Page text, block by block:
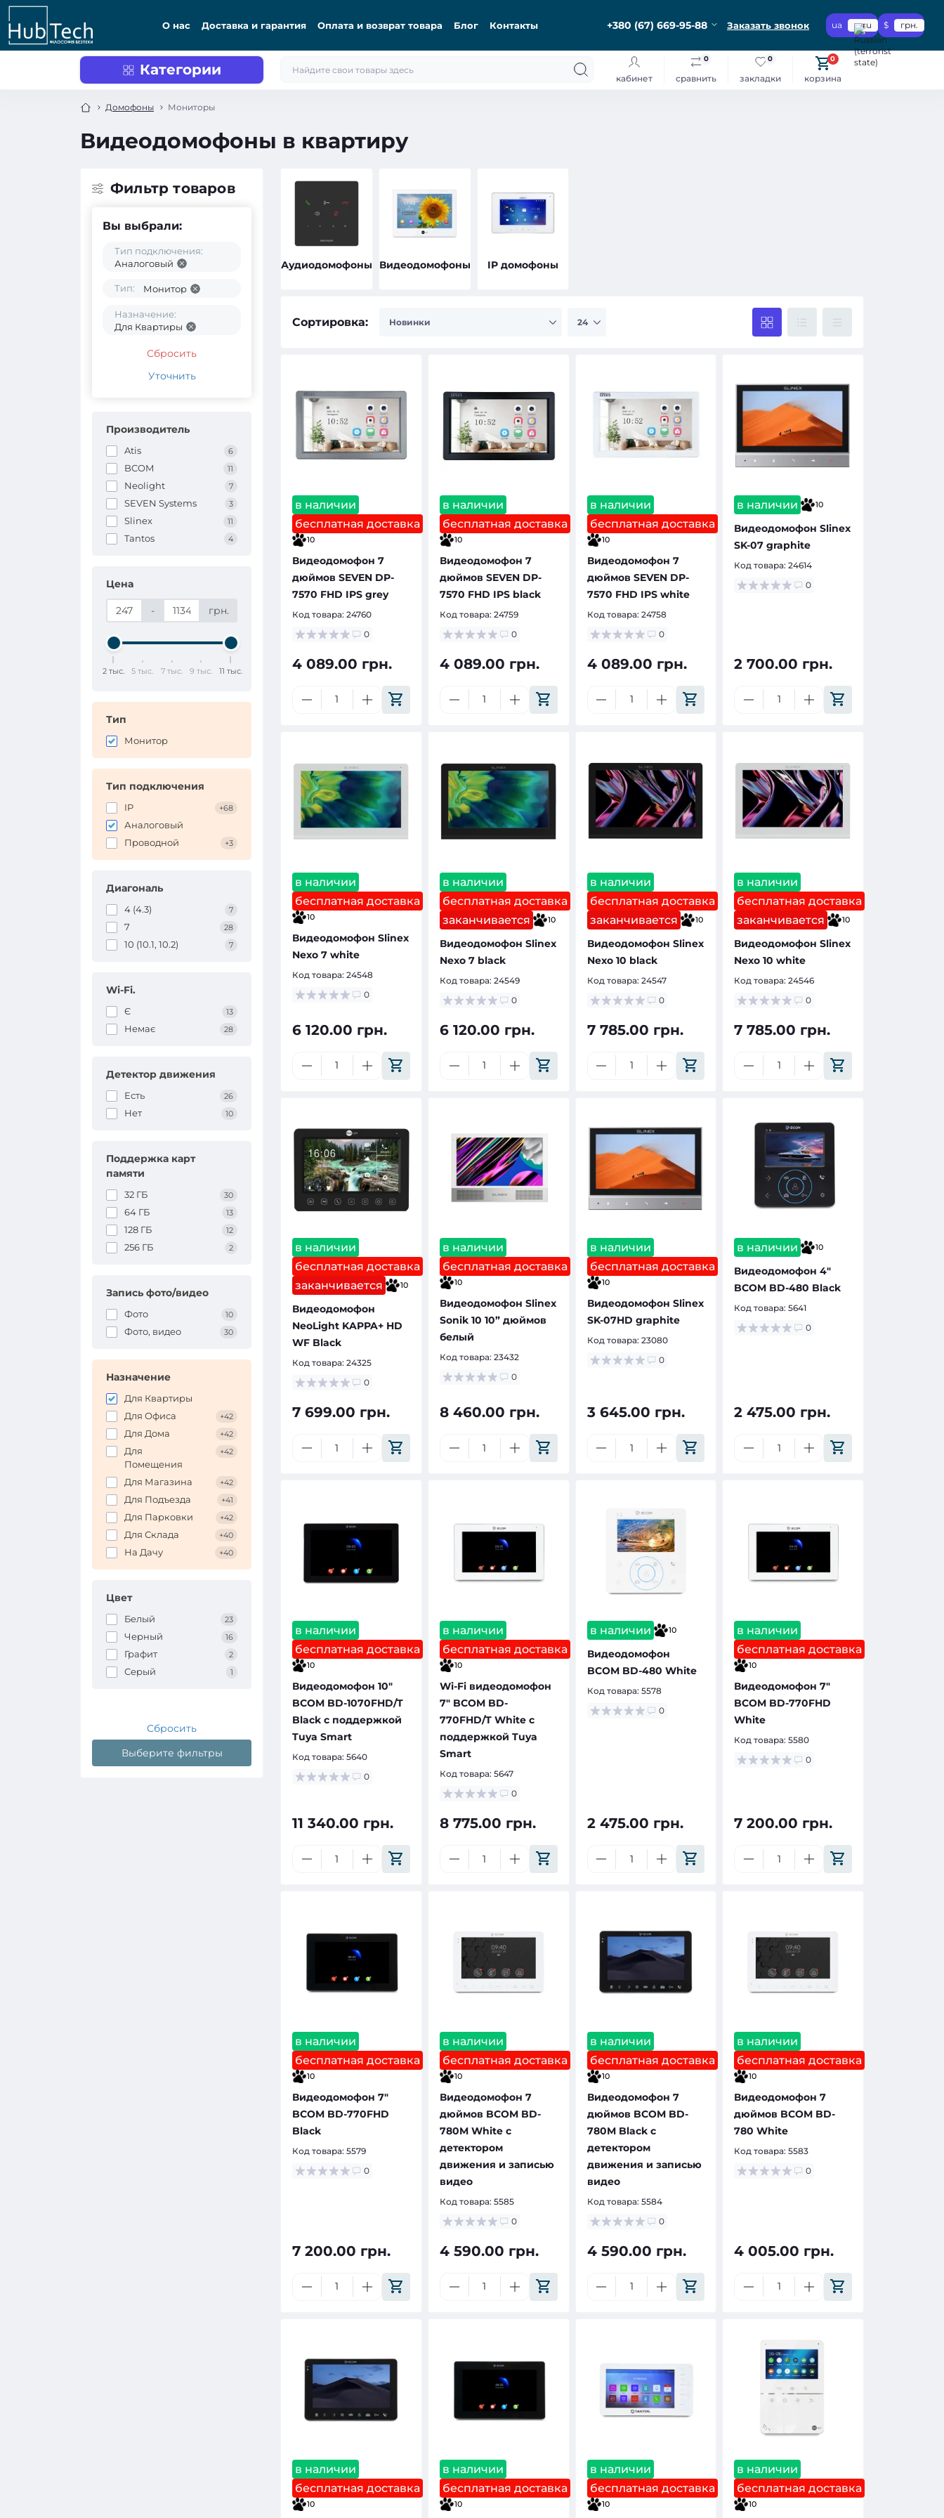
О нас Доставка и гарантия Оплата и возврат товара Блог Контакты +380 (67) 669-95-88 Заказать звонок ua ru $ грн.
Категории
кабинет сравнить
0
закладки
0
корзина
0
Домофоны Мониторы
Видеодомофоны в квартиру
Фильтр товаров
Вы выбрали:
Тип подключения:
Аналоговый
Тип: Монитор
Назначение:
Для Квартиры
Сбросить
Уточнить
Производитель
Atis 6
BCOM 11
Neolight 7
SEVEN Systems 3
Slinex 11
Tantos 4
Цена
- грн.
2 тыс. 5 тыс. 7 тыс. 9 тыс. 11 тыс.
Тип
Монитор
Тип подключения
IP +68
Аналоговый
Проводной
+3
Диагональ
4 (4.3) 7
7 28
10 (10.1, 10.2) 7
Wi-Fi.
Є 13
Немає 28
Детектор движения
Есть 26
Нет 10
Поддержка карт
памяти
32 ГБ 30
64 ГБ 13
128 ГБ 12
256 ГБ 2
Запись фото/видео
Фото 10
Фото, видео 30
Назначение
Для Квартиры
Для Офиса
+42
Для Дома +42
Для
Помещения
+42
Для Магазина +42
Для Подъезда +41
Для Парковки +42
Для Склада +40
На Дачу +40
Цвет
Белый 23
Черный 16
Графит 2
Серый 1
Сбросить
Выберите фильтры
Аудиодомофоны Видеодомофоны IP домофоны
Сортировка:
в наличии
бесплатная доставка
10
Видеодомофон 7
дюймов SEVEN DP-
7570 FHD IPS grey
Код товара: 24760
0
4 089.00 грн.
в наличии
бесплатная доставка
10
Видеодомофон 7
дюймов SEVEN DP-
7570 FHD IPS black
Код товара: 24759
0
4 089.00 грн.
в наличии
бесплатная доставка
10
Видеодомофон 7
дюймов SEVEN DP-
7570 FHD IPS white
Код товара: 24758
0
4 089.00 грн.
в наличии 10
Видеодомофон Slinex
SK-07 graphite
Код товара:24614
0
2 700.00 грн.
в наличии
бесплатная доставка
10
Видеодомофон Slinex
Nexo 7 white
Код товара: 24548
0
6 120.00 грн.
в наличии
бесплатная доставка
заканчивается
10
Видеодомофон Slinex
Nexo 7 black
Код товара: 24549
0
6 120.00 грн.
в наличии
бесплатная доставка
заканчивается
10
Видеодомофон Slinex
Nexo 10 black
Код товара: 24547
0
7 785.00 грн.
в наличии
бесплатная доставка
заканчивается
10
Видеодомофон Slinex
Nexo 10 white
Код товара:24546
0
7 785.00 грн.
в наличии
бесплатная доставка
заканчивается
10
Видеодомофон
NeoLight KAPPA+ HD
WF Black
Код товара: 24325
0
7 699.00 грн.
в наличии
бесплатная доставка
10
Видеодомофон Slinex
Sonik 10 10” дюймов
белый
Код товара: 23432
0
8 460.00 грн.
в наличии
бесплатная доставка
10
Видеодомофон Slinex
SK-07HD graphite
Код товара: 23080
0
3 645.00 грн.
в наличии 10
Видеодомофон 4"
BCOM BD-480 Black
Код товара:5641
0
2 475.00 грн.
в наличии
бесплатная доставка
10
Видеодомофон 10"
BCOM BD-1070FHD/T
Black с поддержкой
Tuya Smart
Код товара: 5640
0
11 340.00 грн.
в наличии
бесплатная доставка
10
Wi-Fi видеодомофон
7" BCOM BD-
770FHD/T White с
поддержкой Tuya
Smart
Код товара: 5647
0
8 775.00 грн.
в наличии 10
Видеодомофон
BCOM BD-480 White
Код товара: 5578
0
2 475.00 грн.
в наличии
бесплатная доставка
10
Видеодомофон 7"
BCOM BD-770FHD
White
Код товара:5580
0
7 200.00 грн.
в наличии
бесплатная доставка
10
Видеодомофон 7"
BCOM BD-770FHD
Black
Код товара: 5579
0
7 200.00 грн.
в наличии
бесплатная доставка
10
Видеодомофон 7
дюймов BCOM BD-
780M White с
детектором
движения и записью
видео
Код товара: 5585
0
4 590.00 грн.
в наличии
бесплатная доставка
10
Видеодомофон 7
дюймов BCOM BD-
780M Black с
детектором
движения и записью
видео
Код товара: 5584
0
4 590.00 грн.
в наличии
бесплатная доставка
10
Видеодомофон 7
дюймов BCOM BD-
780 White
Код товара:5583
0
4 005.00 грн.
в наличии
бесплатная доставка
10
в наличии
бесплатная доставка
10
в наличии
бесплатная доставка
10
в наличии
бесплатная доставка
10